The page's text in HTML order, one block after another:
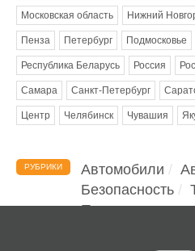
Московская область Нижний
Пенза Петербург Подмосковье
Республика Беларусь Россия
Самара Санкт-Петербург
Центр Челябинск Чувашия
РУБРИКИ Автомобили
Безопасность
Помощь